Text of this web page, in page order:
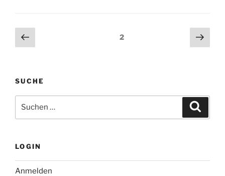
10.
November
einen
ARD
gewinnen!“
Seitennummerierung
der
Vorherige
Seite
Seite2
SUCHE
nach:
LOGIN
Anmelden